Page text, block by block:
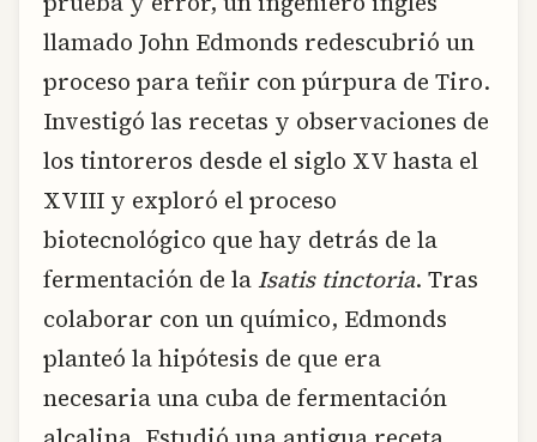
llamado John Edmonds redescubrió un
proceso para teñir con púrpura de Tiro.
Investigó las recetas y observaciones de
los tintoreros desde el siglo XV hasta el
XVIII y exploró el proceso
biotecnológico que hay detrás de la
fermentación de laIsatis tinctoria. Tras
colaborar con un químico, Edmonds
planteó la hipótesis de que era
necesaria una cuba de fermentación